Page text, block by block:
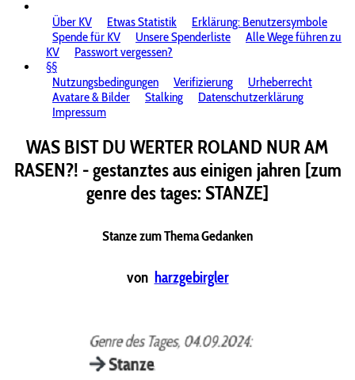
Über KV
Etwas Statistik
Erklärung: Benutzersymbole
Spende für KV
Unsere Spenderliste
Alle Wege führen zu
KV
Passwort vergessen?
§§
Nutzungsbedingungen
Verifizierung
Urheberrecht
Avatare & Bilder
Stalking
Datenschutzerklärung
Impressum
WAS BIST DU WERTER ROLAND NUR AM
RASEN?! - gestanztes aus einigen jahren [zum
genre des tages: STANZE]
Stanze zum Thema Gedanken
von harzgebirgler